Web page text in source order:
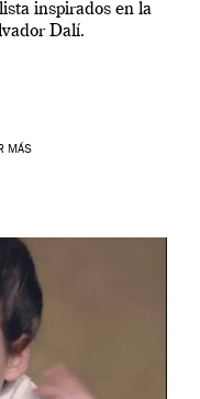
inspirados en la
Dalí.
MÁS